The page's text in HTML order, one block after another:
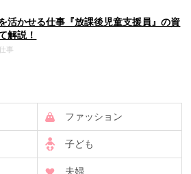
活かせる仕事『放課後児童支援員』の資
解説！
仕事
ファッション
子ども
夫婦